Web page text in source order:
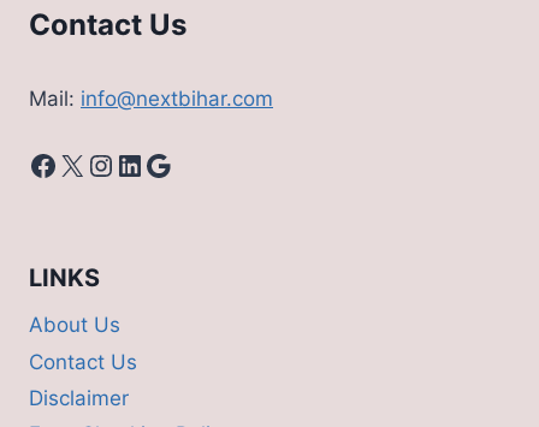
Contact Us
Mail: info@nextbihar.com
Facebook
X Instagram
LinkedIn
Google
LINKS
About Us
Contact Us
Disclaimer